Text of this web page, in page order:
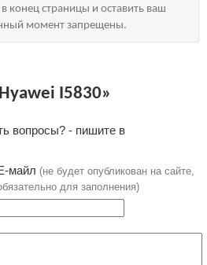
конец страницы и оставить ваш
момент запрещены.
I5830»
вопросы? - пишите в
майл (не будет опубликован на сайте,
для заполнения)